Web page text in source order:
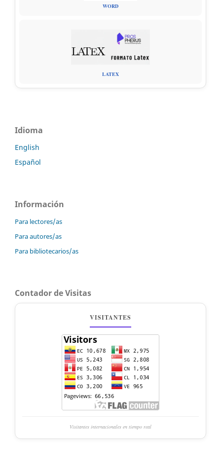
WORD
LATEX
Idioma
English
Español
Información
Para lectores/as
Para autores/as
Para bibliotecarios/as
Contador de Visitas
VISITANTES
Visitantes internacionales en tiempo real